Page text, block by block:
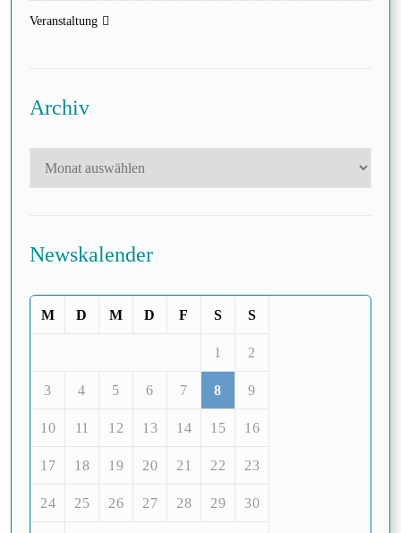
Veranstaltung
Archiv
Newskalender
M D M D F S S
1 2
3 4 5 6 7 8 9
10 11 12 13 14 15 16
17 18 19 20 21 22 23
24 25 26 27 28 29 30